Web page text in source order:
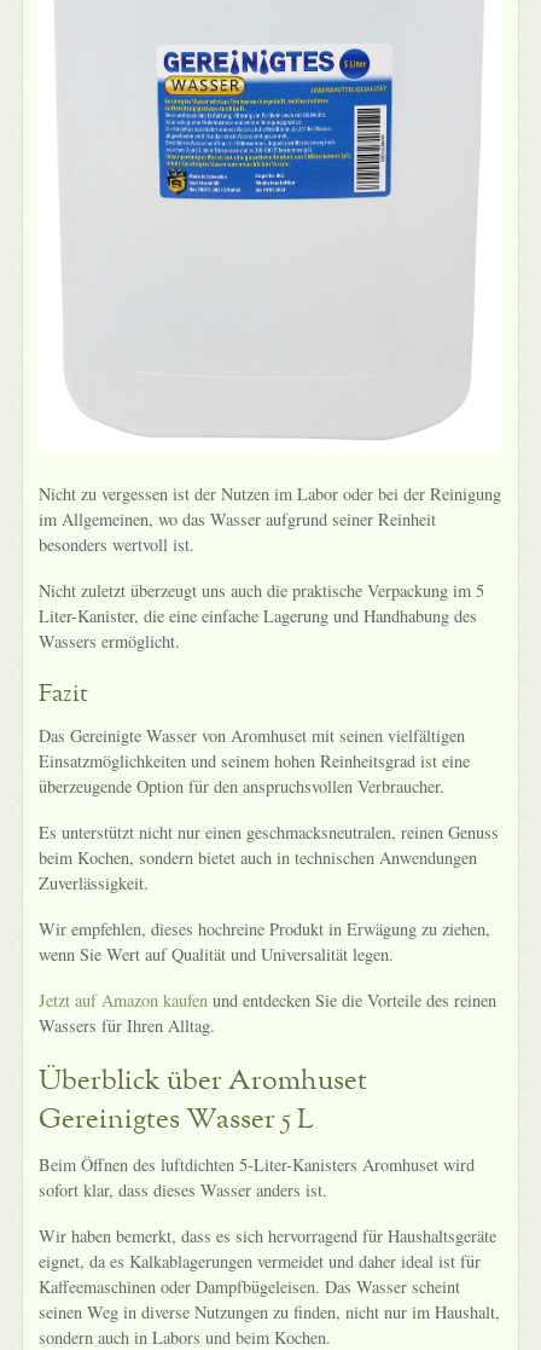
Nicht zu vergessen ist der Nutzen im Labor oder bei der Reinigung
im Allgemeinen, wo das Wasser aufgrund seiner Reinheit
besonders wertvoll ist.
Nicht zuletzt überzeugt uns auch die praktische Verpackung im 5
Liter-Kanister, die eine einfache Lagerung und Handhabung des
Wassers ermöglicht.
Fazit
Das Gereinigte Wasser von Aromhuset mit seinen vielfältigen
Einsatzmöglichkeiten und seinem hohen Reinheitsgrad ist eine
überzeugende Option für den anspruchsvollen Verbraucher.
Es unterstützt nicht nur einen geschmacksneutralen, reinen Genuss
beim Kochen, sondern bietet auch in technischen Anwendungen
Zuverlässigkeit.
Wir empfehlen, dieses hochreine Produkt in Erwägung zu ziehen,
wenn Sie Wert auf Qualität und Universalität legen.
Jetzt auf Amazon kaufen und entdecken Sie die Vorteile des reinen
Wassers für Ihren Alltag.
Überblick über Aromhuset
Gereinigtes Wasser 5 L
Beim Öffnen des luftdichten 5-Liter-Kanisters Aromhuset wird
sofort klar, dass dieses Wasser anders ist.
Wir haben bemerkt, dass es sich hervorragend für Haushaltsgeräte
eignet, da es Kalkablagerungen vermeidet und daher ideal ist für
Kaffeemaschinen oder Dampfbügeleisen. Das Wasser scheint
seinen Weg in diverse Nutzungen zu finden, nicht nur im Haushalt,
sondern auch in Labors und beim Kochen.